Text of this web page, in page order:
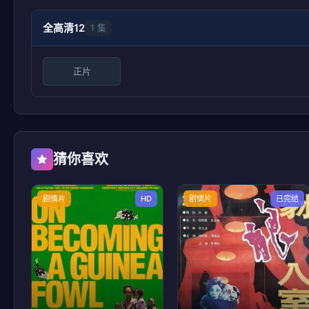
全高清12 1 集
正片
猜你喜欢
剧情片 HD 剧情片 已完结